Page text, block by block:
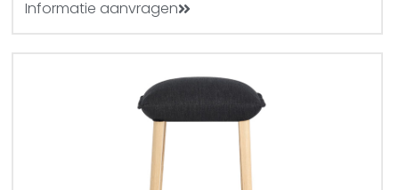
Informatie aanvragen